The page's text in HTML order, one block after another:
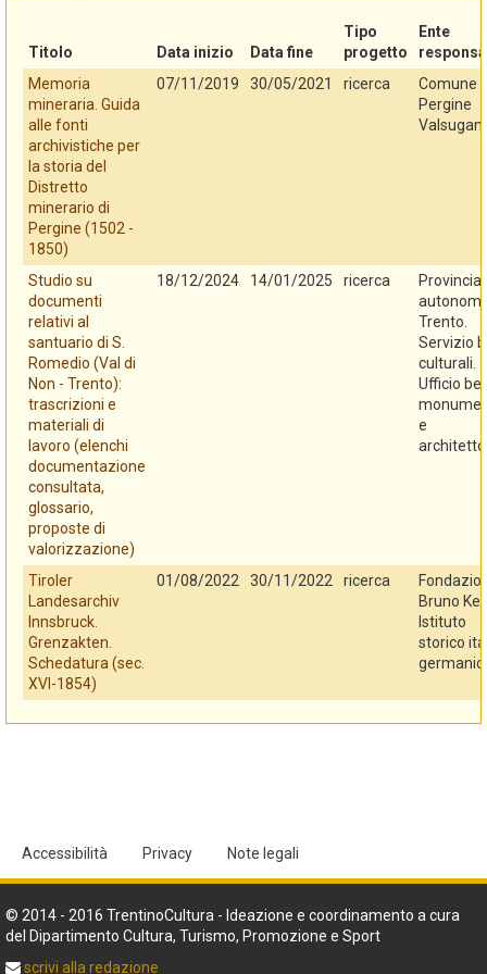
Titolo Data inizio Data fine
Tipo
progetto
Ente
Memoria
mineraria. Guida
alle fonti
archivistiche per
la storia del
Distretto
minerario di
Pergine (1502 -
1850)
07/11/2019 30/05/2021 ricerca
Comune
Pergine
Studio su
documenti
relativi al
santuario di S.
Romedio (Val di
Non - Trento):
trascrizioni e
materiali di
lavoro (elenchi
documentazione
consultata,
glossario,
proposte di
valorizzazione)
18/12/2024 14/01/2025 ricerca
Provincia
Trento.
Servizio
culturali.
Ufficio
e
Tiroler
Landesarchiv
Innsbruck.
Grenzakten.
Schedatura (sec.
XVI-1854)
01/08/2022 30/11/2022 ricerca
Bruno
Istituto
storico
Accessibilità Privacy Note legali
© 2014 - 2016 TrentinoCultura - Ideazione e coordinamento a cura
del Dipartimento Cultura, Turismo, Promozione e Sport
scrivi alla redazione